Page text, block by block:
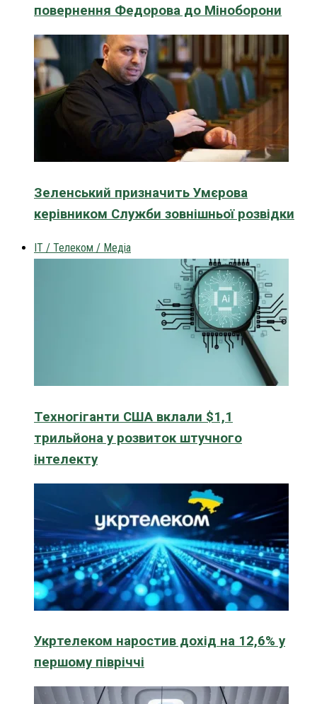
повернення Федорова до Міноборони
Зеленський призначить Умєрова
керівником Служби зовнішньої розвідки
IT / Телеком / Медіа
Техногіганти США вклали $1,1
трильйона у розвиток штучного
інтелекту
Укртелеком наростив дохід на 12,6% у
першому півріччі